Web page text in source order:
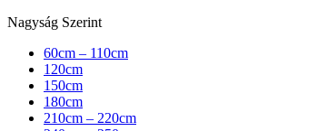
Nagyság Szerint
60cm – 110cm
120cm
150cm
180cm
210cm – 220cm